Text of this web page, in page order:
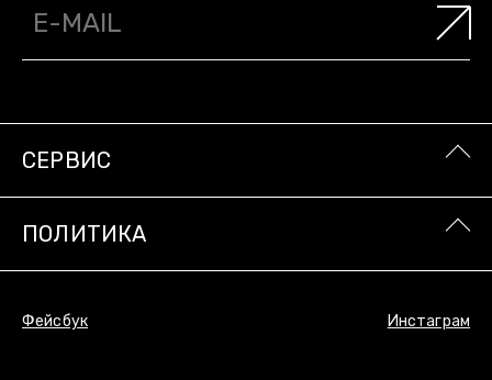
СЕРВИС
ПОЛИТИКА
Инстаграм
© Аутло, 2026
СЕРВИС
ПОЛИТИКА
Фейсбук Инстаграм